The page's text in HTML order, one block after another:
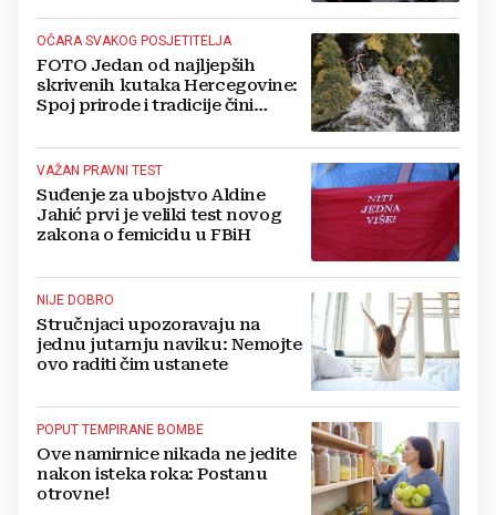
OČARA SVAKOG POSJETITELJA
FOTO Jedan od najljepših
skrivenih kutaka Hercegovine:
Spoj prirode i tradicije čini
destinacijom
VAŽAN PRAVNI TEST
Suđenje za ubojstvo Aldine
Jahić prvi je veliki test novog
zakona o femicidu u FBiH
NIJE DOBRO
Stručnjaci upozoravaju na
jednu jutarnju naviku: Nemojte
ovo raditi čim ustanete
POPUT TEMPIRANE BOMBE
Ove namirnice nikada ne jedite
nakon isteka roka: Postanu
otrovne!